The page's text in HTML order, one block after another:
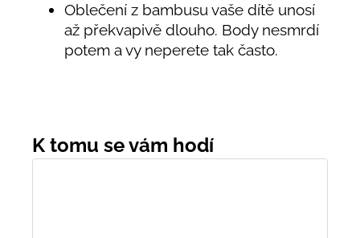
Oblečení z bambusu vaše dítě unosí
až překvapivě dlouho. Body nesmrdí
potem a vy neperete tak často.